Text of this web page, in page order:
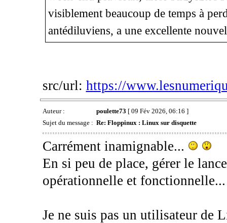
visiblement beaucoup de temps à
antédiluviens, a une excellente
src/url: https://
Auteur : poulette73 [ 09 Fév 2026, 06:16 ]
Sujet du message : Re: Floppinux : Linux sur disquette
Carrément inamignable...
En si peu de place, gérer le
opérationnelle et
Je ne suis pas un utilisateur de